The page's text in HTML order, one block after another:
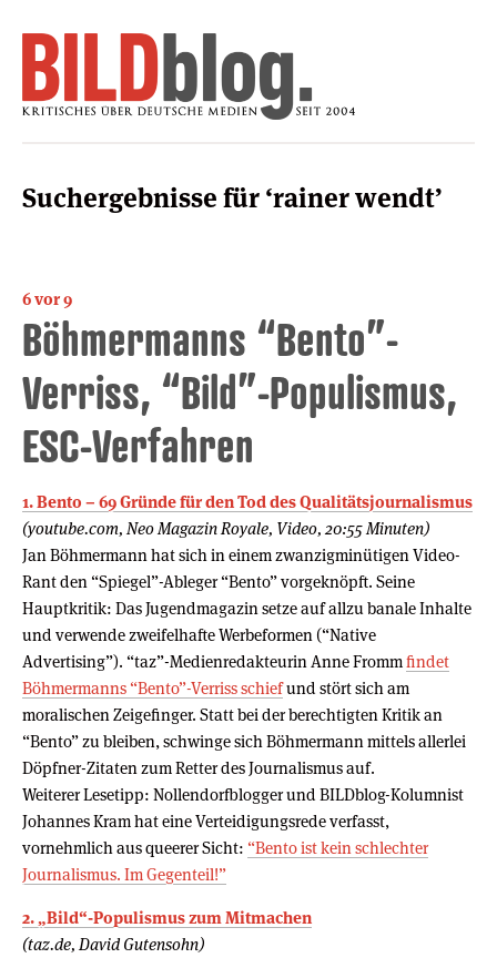
Suchergebnisse für ‘rainer wendt’
6 vor 9
Böhmermanns “Bento”-
Verriss, “Bild”-Populismus,
ESC-Verfahren
1. Bento – 69 Gründe für den Tod des Qualitätsjournalismus
(youtube.com, Neo Magazin Royale, Video, 20:55 Minuten)
Jan Böhmermann hat sich in einem zwanzigminütigen Video-
Rant den “Spiegel”-Ableger “Bento” vorgeknöpft. Seine
Hauptkritik: Das Jugendmagazin setze auf allzu banale Inhalte
und verwende zweifelhafte Werbeformen (“Native
Advertising”). “taz”-Medienredakteurin Anne Frommfindet
Böhmermanns “Bento”-Verriss schiefund stört sich am
moralischen Zeigefinger. Statt bei der berechtigten Kritik an
“Bento” zu bleiben, schwinge sich Böhmermann mittels allerlei
Döpfner-Zitaten zum Retter des Journalismus auf.
Weiterer Lesetipp: Nollendorfblogger und BILDblog-Kolumnist
Johannes Kram hat eine Verteidigungsrede verfasst,
vornehmlich aus queerer Sicht: “Bento ist kein schlechter
Journalismus. Im Gegenteil!”
2. „Bild“-Populismus zum Mitmachen
(taz.de, David Gutensohn)